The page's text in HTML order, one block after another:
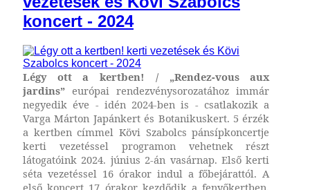
koncert - 2024
Légy ott a kertben! / „Rendez-vous aux
jardins” európai rendezvénysorozatához immár
negyedik éve - idén 2024-ben is - csatlakozik a
Varga Márton Japánkert és Botanikuskert. 5 érzék
a kertben címmel Kövi Szabolcs pánsípkoncertje
kerti vezetéssel programon vehetnek részt
látogatóink 2024. június 2-án vasárnap. Első kerti
séta vezetéssel 16 órakor indul a főbejárattól. A